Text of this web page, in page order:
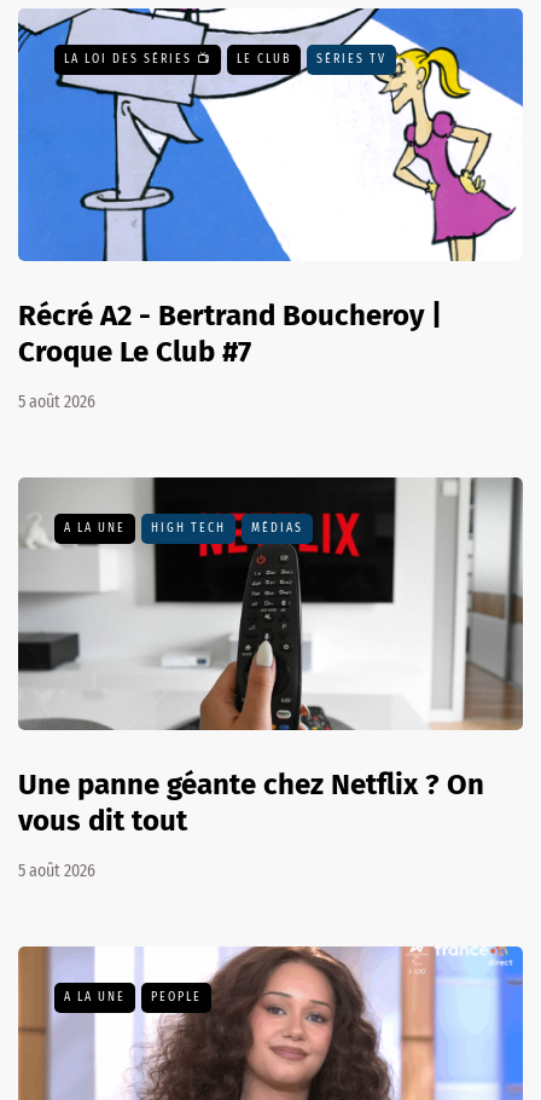
LA LOI DES SÉRIES 📺 LE CLUB SÉRIES TV
Récré A2 - Bertrand Boucheroy |
Croque Le Club #7
5 août 2026
A LA UNE HIGH TECH MÉDIAS
Une panne géante chez Netflix ? On
vous dit tout
5 août 2026
A LA UNE PEOPLE